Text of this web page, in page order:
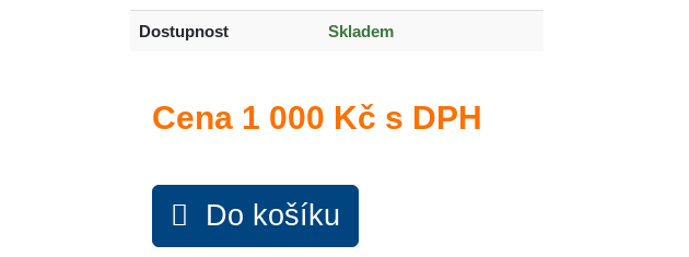
Dostupnost Skladem
Cena 1 000 Kč s DPH
Do košíku